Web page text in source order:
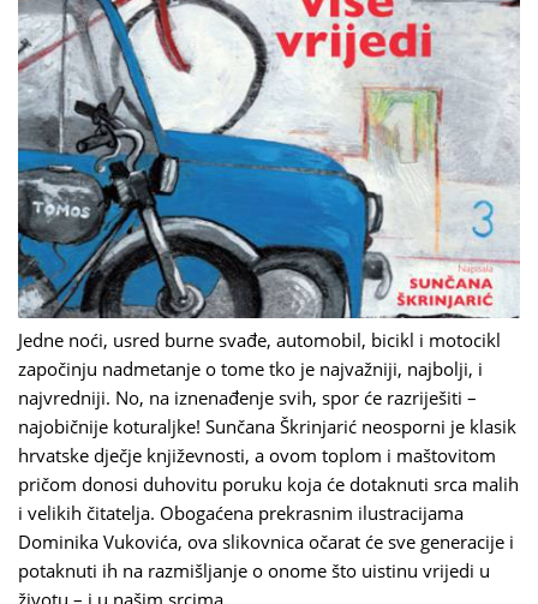
Jedne noći, usred burne svađe, automobil, bicikl i motocikl
započinju nadmetanje o tome tko je najvažniji, najbolji, i
najvredniji. No, na iznenađenje svih, spor će razriješiti –
najobičnije koturaljke! Sunčana Škrinjarić neosporni je klasik
hrvatske dječje književnosti, a ovom toplom i maštovitom
pričom donosi duhovitu poruku koja će dotaknuti srca malih
i velikih čitatelja. Obogaćena prekrasnim ilustracijama
Dominika Vukovića, ova slikovnica očarat će sve generacije i
potaknuti ih na razmišljanje o onome što uistinu vrijedi u
životu – i u našim srcima.